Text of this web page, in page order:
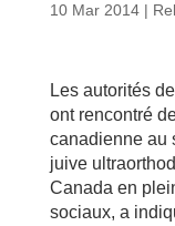
10 Mar 2014|
Les autorités
ont rencontré
canadienne au
juive
Canada en
sociaux, a